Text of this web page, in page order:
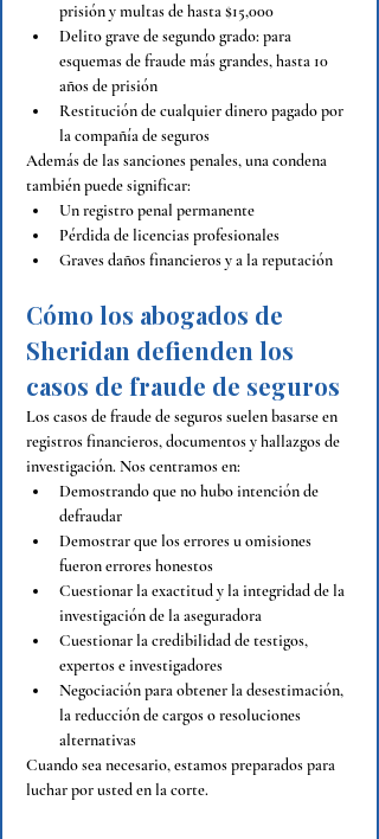
prisión y multas de hasta $15,000
Delito grave de segundo grado: para
esquemas de fraude más grandes, hasta 10
años de prisión
Restitución de cualquier dinero pagado por
la compañía de seguros
Además de las sanciones penales, una condena
también puede significar:
Un registro penal permanente
Pérdida de licencias profesionales
Graves daños financieros y a la reputación
Cómo los abogados de
Sheridan defienden los
casos de fraude de seguros
Los casos de fraude de seguros suelen basarse en
registros financieros, documentos y hallazgos de
investigación. Nos centramos en:
Demostrando que no hubo intención de
defraudar
Demostrar que los errores u omisiones
fueron errores honestos
Cuestionar la exactitud y la integridad de la
investigación de la aseguradora
Cuestionar la credibilidad de testigos,
expertos e investigadores
Negociación para obtener la desestimación,
la reducción de cargos o resoluciones
alternativas
Cuando sea necesario, estamos preparados para
luchar por usted en la corte.